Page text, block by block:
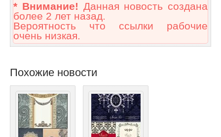
* Внимание! Данная новость создана
более 2 лет назад.
Вероятность что ссылки рабочие
очень низкая.
Похожие новости